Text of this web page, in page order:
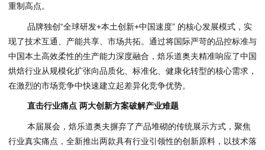
重制高点。
品牌独创“全球研发+本土创新+中国速度” 的核心发展模式，实
现了技术互通、产能共享、市场共拓。通过将国际严苛的品控标准与
中国本土高效柔性的生产能力深度融合，焙乐道奥夫精准响应了中国
烘焙行业从规模化扩张向品质化、标准化、健康化转型的核心需求，
在激烈的市场竞争中快速建立起差异化竞争优势。
直击行业痛点 两大创新方案破解产业难题
本届展会，焙乐道奥夫摒弃了产品堆砌的传统展示方式，聚焦
行业真实痛点，全新推出两款具有行业引领性的创新原料，以技术落